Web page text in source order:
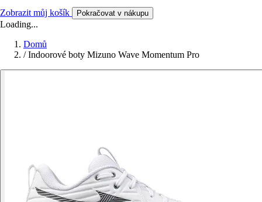
Zobrazit můj košík Pokračovat v nákupu
Loading...
Domů
/ Indoorové boty Mizuno Wave Momentum Pro